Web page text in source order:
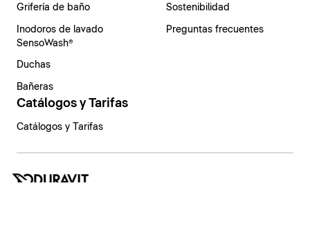
Grifería de baño
Inodoros de lavado
SensoWash®
Duchas
Bañeras
Sostenibilidad
Preguntas frecuentes
Catálogos y Tarifas
Catálogos y Tarifas